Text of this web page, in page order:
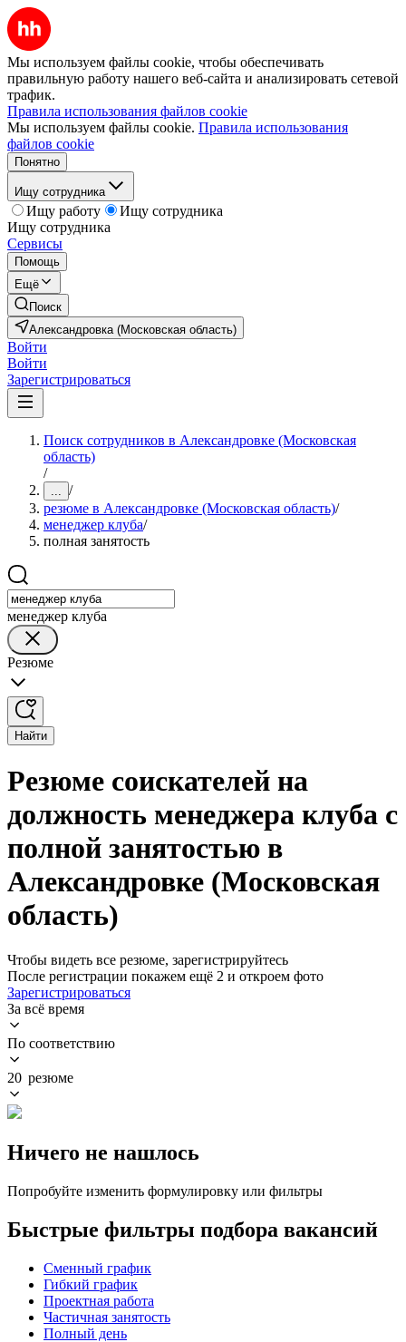
Мы используем файлы cookie, чтобы обеспечивать
правильную работу нашего веб-сайта и анализировать сетевой
трафик.
Правила использования файлов cookie
Мы используем файлы cookie. Правила использования
файлов cookie
Понятно
Ищу сотрудника
Ищу работу
Ищу сотрудника
Ищу сотрудника
Сервисы
Помощь
Ещё
Поиск
Александровка (Московская область)
Войти
Войти
Зарегистрироваться
Поиск сотрудников в Александровке (Московская
область)
/
... /
резюме в Александровке (Московская область)/
менеджер клуба/
полная занятость
менеджер клуба
Резюме
Найти
Резюме соискателей на
должность менеджера клуба с
полной занятостью в
Александровке (Московская
область)
Чтобы видеть все резюме, зарегистрируйтесь
После регистрации покажем ещё 2 и откроем фото
Зарегистрироваться
За всё время
По соответствию
20 резюме
Ничего не нашлось
Попробуйте изменить формулировку или фильтры
Быстрые фильтры подбора вакансий
Сменный график
Гибкий график
Проектная работа
Частичная занятость
Полный день